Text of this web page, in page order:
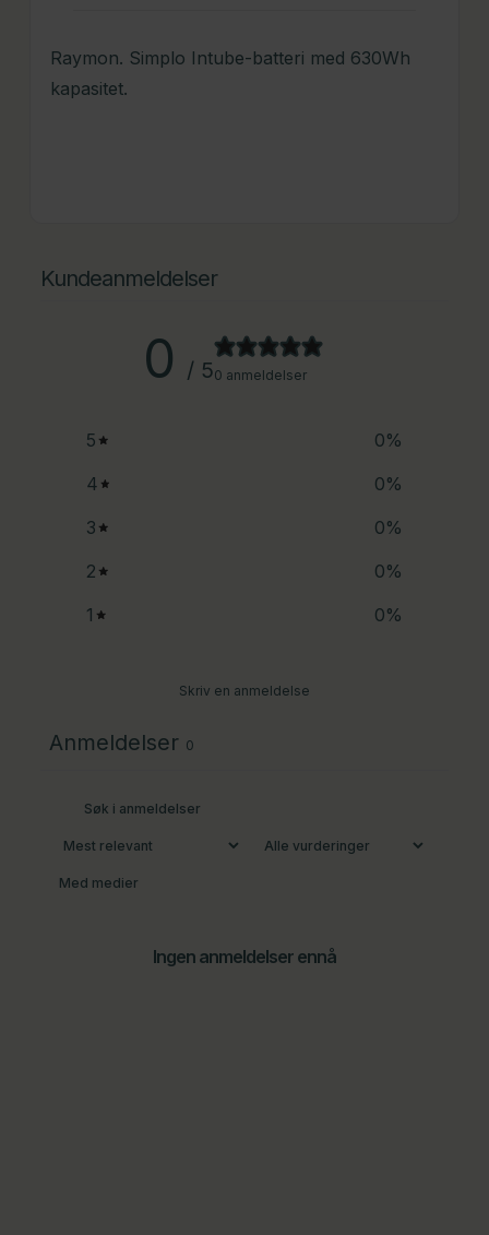
Raymon. Simplo Intube-batteri med 630Wh
kapasitet.
Kundeanmeldelser
0 / 50 anmeldelser
5 0%
4
0%
3
0%
2
0%
1
0%
Skriv en anmeldelse
Anmeldelser 0
Med medier
Ingen anmeldelser ennå